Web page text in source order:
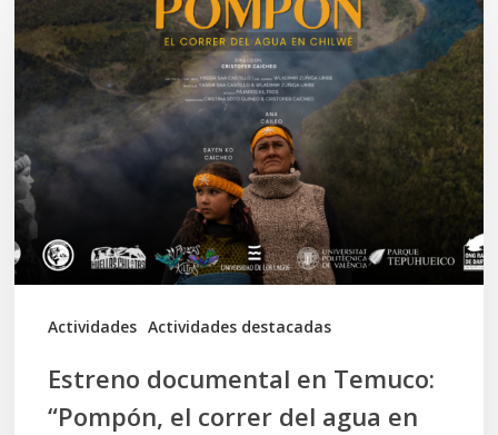
Actividades Actividades destacadas
documental
en
Temuco:
“Pompón,
el
correr
del
agua
Estreno documental en Temuco:
“Pompón, el correr del agua en